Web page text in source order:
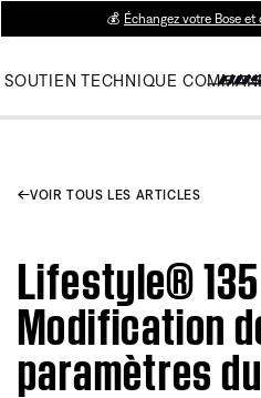
💰 Échangez votre Bose et
SOUTIEN TECHNIQUE
VOIR TOUS LES ARTICLES
Lifestyle®
Modification
paramètres